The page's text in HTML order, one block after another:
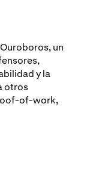
un
y la
otros
of-work,